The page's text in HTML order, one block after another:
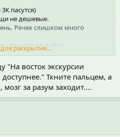
пасутся)
не дешевые.
Речек слишком много
пешком не дойти.
можно гулять две
на любой кошелек.
мин. 20.
мало, зато есть пансионат
раскрытия...
"На восток экскурсии
Ткните пальцем, а
за разум заходит....